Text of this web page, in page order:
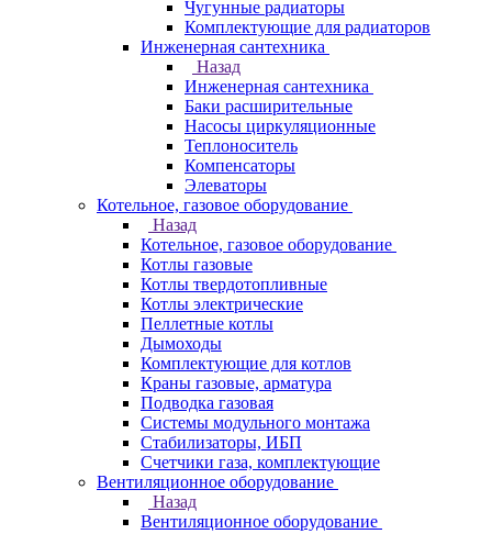
Чугунные радиаторы
Комплектующие для радиаторов
Инженерная сантехника
Назад
Инженерная сантехника
Баки расширительные
Насосы циркуляционные
Теплоноситель
Компенсаторы
Элеваторы
Котельное, газовое оборудование
Назад
Котельное, газовое оборудование
Котлы газовые
Котлы твердотопливные
Котлы электрические
Пеллетные котлы
Дымоходы
Комплектующие для котлов
Краны газовые, арматура
Подводка газовая
Системы модульного монтажа
Стабилизаторы, ИБП
Счетчики газа, комплектующие
Вентиляционное оборудование
Назад
Вентиляционное оборудование